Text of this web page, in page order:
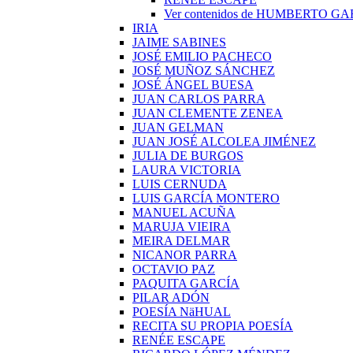
Ver contenidos de HUMBERTO
IRIA
JAIME SABINES
JOSÉ EMILIO PACHECO
JOSÉ MUÑOZ SÁNCHEZ
JOSÉ ÁNGEL BUESA
JUAN CARLOS PARRA
JUAN CLEMENTE ZENEA
JUAN GELMAN
JUAN JOSÉ ALCOLEA JIMÉNEZ
JULIA DE BURGOS
LAURA VICTORIA
LUIS CERNUDA
LUIS GARCÍA MONTERO
MANUEL ACUÑA
MARUJA VIEIRA
MEIRA DELMAR
NICANOR PARRA
OCTAVIO PAZ
PAQUITA GARCÍA
PILAR ADÓN
POESÍA NäHUAL
RECITA SU PROPIA POESÍA
RENÉE ESCAPE